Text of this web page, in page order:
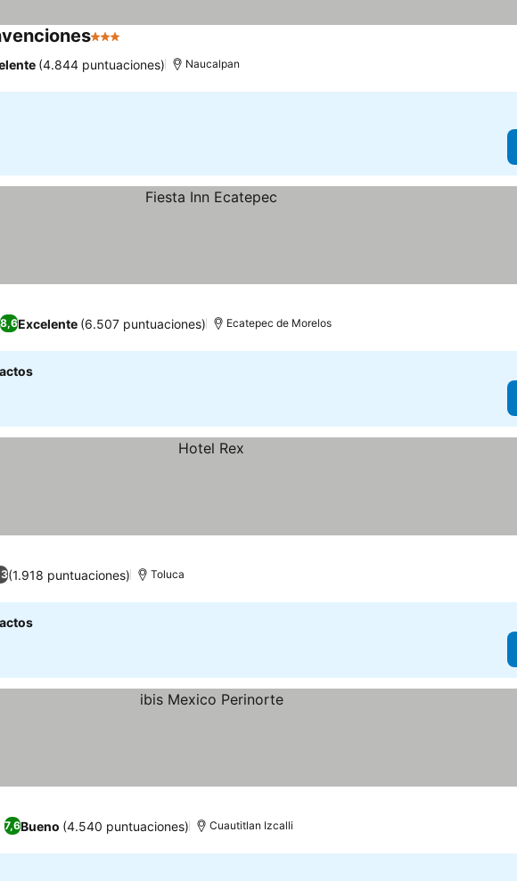
3 Estrellas
(4.844 puntuaciones) Naucalpan
8,6Excelente (6.507 puntuaciones) Ecatepec de Morelos
(1.918 puntuaciones) Toluca
7,6Bueno (4.540 puntuaciones) Cuautitlan Izcalli